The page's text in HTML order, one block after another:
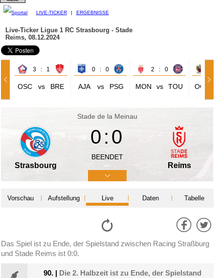
LIVE-TICKER | ERGEBNISSE
Live-Ticker Ligue 1 RC Strasbourg - Stade
Reims, 08.12.2024
3 : 1
OSC vs BRE
0 : 0
AJA vs PSG
2 : 0
MON vs TOU OGC
Stade de la Meinau
Strasbourg
0:0
BEENDET
Reims
Vorschau Aufstellung Live Daten Tabelle
Das Spiel ist zu Ende, der Spielstand zwischen Racing Straßburg
und Stade Reims ist 0:0.
90. | Die 2. Halbzeit ist zu Ende, der Spielstand